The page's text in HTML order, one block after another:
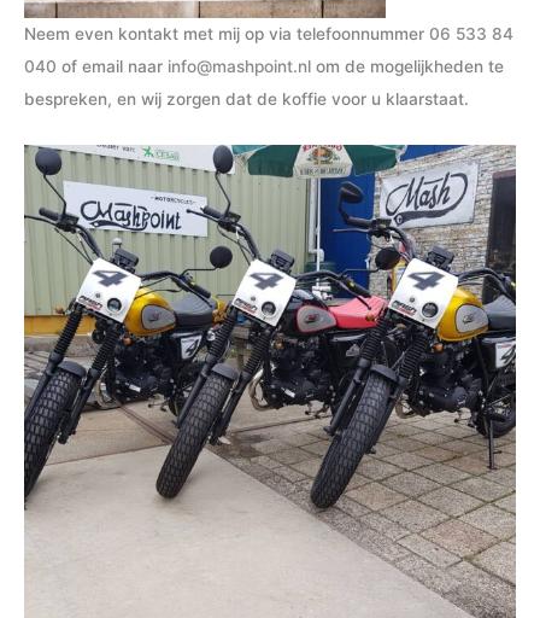
Neem even kontakt met mij op via telefoonnummer 06 533 84
040 of email naar info@mashpoint.nl om de mogelijkheden te
bespreken, en wij zorgen dat de koffie voor u klaarstaat.